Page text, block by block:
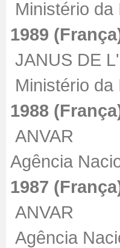
Ministério
1989
JANUS DE
Ministério
1988
ANVAR
Agência
1987
ANVAR
Agência